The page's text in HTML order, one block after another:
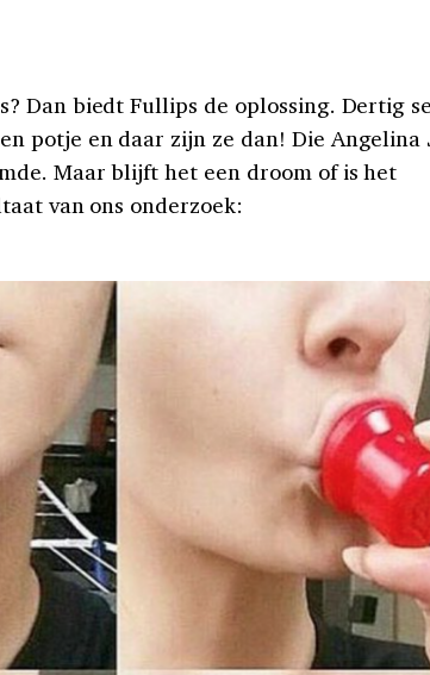
Dan biedt Fullips de oplossing. Dertig
potje en daar zijn ze dan! Die Angelina
Maar blijft het een droom of is het
van ons onderzoek: